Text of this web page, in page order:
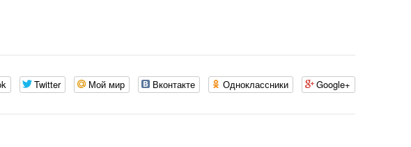
Twitter Мой мир Вконтакте Одноклассники Google+